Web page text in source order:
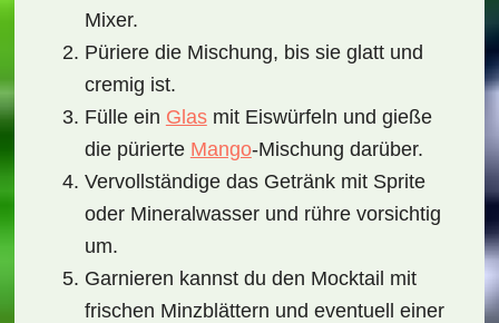
Mixer.
Püriere die Mischung, bis sie glatt und
cremig ist.
Fülle ein Glasmit Eiswürfeln und gieße
die pürierte Mango-Mischung darüber.
Vervollständige das Getränk mit Sprite
oder Mineralwasser und rühre vorsichtig
um.
Garnieren kannst du den Mocktail mit
frischen Minzblättern und eventuell einer